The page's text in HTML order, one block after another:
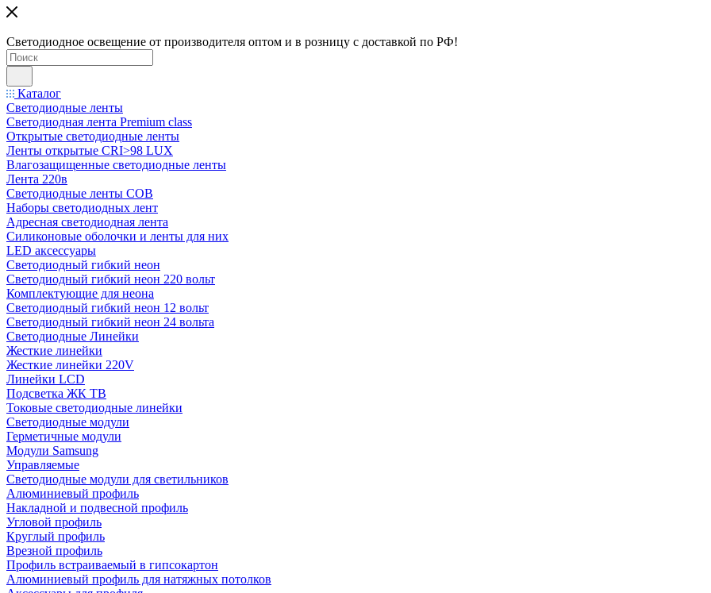
Светодиодное освещение от производителя оптом и в розницу с доставкой по РФ!
Каталог
Светодиодные ленты
Светодиодная лента Premium class
Открытые светодиодные ленты
Ленты открытые CRI>98 LUX
Влагозащищенные светодиодные ленты
Лента 220в
Светодиодные ленты COB
Наборы светодиодных лент
Адресная светодиодная лента
Силиконовые оболочки и ленты для них
LED аксессуары
Светодиодный гибкий неон
Светодиодный гибкий неон 220 вольт
Комплектующие для неона
Светодиодный гибкий неон 12 вольт
Светодиодный гибкий неон 24 вольта
Светодиодные Линейки
Жесткие линейки
Жесткие линейки 220V
Линейки LCD
Подсветка ЖК ТВ
Токовые светодиодные линейки
Светодиодные модули
Герметичные модули
Модули Samsung
Управляемые
Светодиодные модули для светильников
Алюминиевый профиль
Накладной и подвесной профиль
Угловой профиль
Круглый профиль
Врезной профиль
Профиль встраиваемый в гипсокартон
Алюминиевый профиль для натяжных потолков